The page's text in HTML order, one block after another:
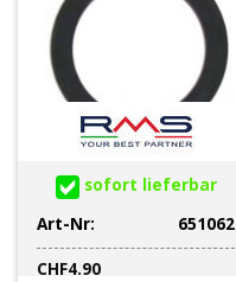
sofort lieferbar
Art-Nr:
651062
CHF4.90